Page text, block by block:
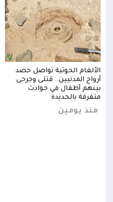
الألغام الحوثية تواصل حصد
أرواح المدنيين.. قتلى وجرحى
بينهم أطفال في حوادث
متفرقة بالحديدة
منذ يومين